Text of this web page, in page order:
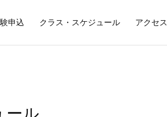
申込 クラス・スケジュール アクセス